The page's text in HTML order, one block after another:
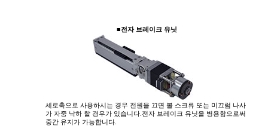
■전자 브레이크 유닛
세로축으로 사용하시는 경우 전원을 끄면 볼 스크류 또는 미끄럼 나사
가 자중 낙하 할 경우가 있습니다.전자 브레이크 유닛을 병용함으로써
중간 유지가 가능합니다.